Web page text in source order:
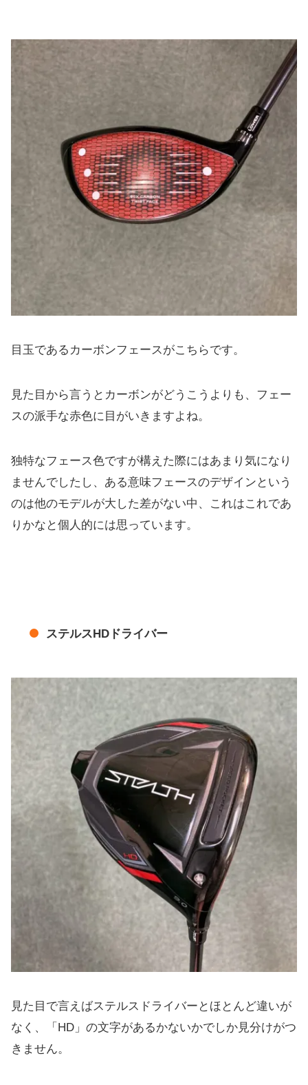
目玉であるカーボンフェースがこちらです。
見た目から言うとカーボンがどうこうよりも、フェー
スの派手な赤色に目がいきますよね。
独特なフェース色ですが構えた際にはあまり気になり
ませんでしたし、ある意味フェースのデザインという
のは他のモデルが大した差がない中、これはこれであ
りかなと個人的には思っています。
ステルスHDドライバー
見た目で言えばステルスドライバーとほとんど違いが
なく、「HD」の文字があるかないかでしか見分けがつ
きません。